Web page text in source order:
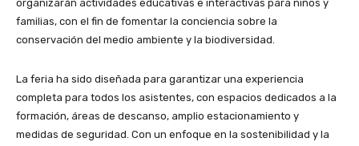
organizarán actividades educativas e interactivas para niños y
familias, con el fin de fomentar la conciencia sobre la
conservación del medio ambiente y la biodiversidad.
La feria ha sido diseñada para garantizar una experiencia
completa para todos los asistentes, con espacios dedicados a la
formación, áreas de descanso, amplio estacionamiento y
medidas de seguridad. Con un enfoque en la sostenibilidad y la